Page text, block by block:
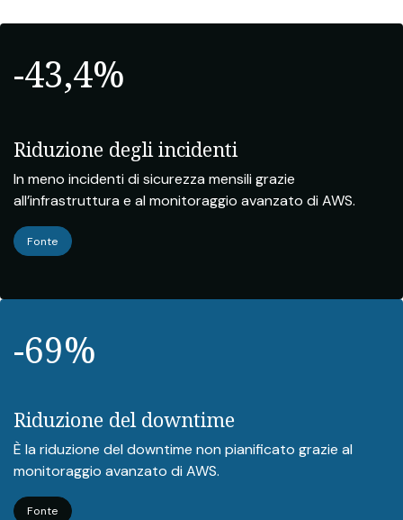
-43,4%
Riduzione degli incidenti
In meno incidenti di sicurezza mensili grazie
all’infrastruttura e al monitoraggio avanzato di AWS.
Fonte
-69%
Riduzione del downtime
È la riduzione del downtime non pianificato grazie al
monitoraggio avanzato di AWS.
Fonte